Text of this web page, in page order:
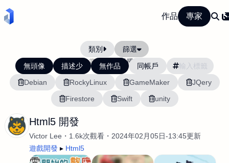
作品 專家
類別 篩選
當前排序: 活躍度
無頭像 描述少 無作品
同帳戶
Debian
RockyLinux GameMaker
JQery
Firestore
Swift unity
Html5 開發
Victor Lee 1.6k次觀看
2024年02月05日-13:45更新
遊戲開發
Html5